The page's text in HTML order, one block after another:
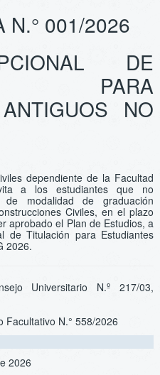
N.° 001/2026
DE
PARA
NO
dependiente de la Facultad
a los estudiantes que no
modalidad de graduación
Civiles, en el plazo
aprobado el Plan de Estudios, a
de Titulación para Estudiantes
2026.
Universitario N.º 217/03,
Facultativo N.° 558/2026
2026